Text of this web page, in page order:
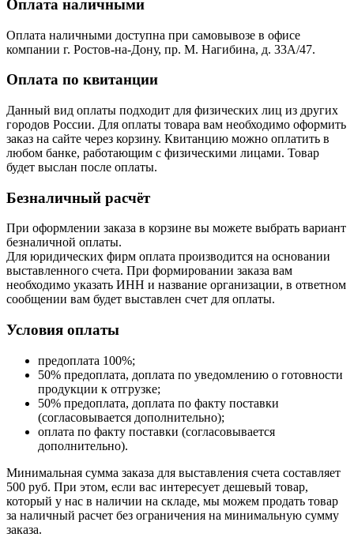
Оплата наличными
Оплата наличными доступна при самовывозе в офисе
компании г. Ростов-на-Дону, пр. М. Нагибина, д. 33А/47.
Оплата по квитанции
Данный вид оплаты подходит для физических лиц из других
городов России. Для оплаты товара вам необходимо оформить
заказ на сайте через корзину. Квитанцию можно оплатить в
любом банке, работающим с физическими лицами. Товар
будет выслан после оплаты.
Безналичный расчёт
При оформлении заказа в корзине вы можете выбрать вариант
безналичной оплаты.
Для юридических фирм оплата производится на основании
выставленного счета. При формировании заказа вам
необходимо указать ИНН и название организации, в ответном
сообщении вам будет выставлен счет для оплаты.
Условия оплаты
предоплата 100%;
50% предоплата, доплата по уведомлению о готовности
продукции к отгрузке;
50% предоплата, доплата по факту поставки
(согласовывается дополнительно);
оплата по факту поставки (согласовывается
дополнительно).
Минимальная сумма заказа для выставления счета составляет
500 руб. При этом, если вас интересует дешевый товар,
который у нас в наличии на складе, мы можем продать товар
за наличный расчет без ограничения на минимальную сумму
заказа.